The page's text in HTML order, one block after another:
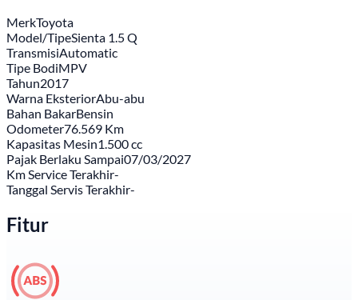
MerkToyota
Model/TipeSienta 1.5 Q
TransmisiAutomatic
Tipe BodiMPV
Tahun2017
Warna EksteriorAbu-abu
Bahan BakarBensin
Odometer76.569 Km
Kapasitas Mesin1.500 cc
Pajak Berlaku Sampai07/03/2027
Km Service Terakhir-
Tanggal Servis Terakhir-
Fitur